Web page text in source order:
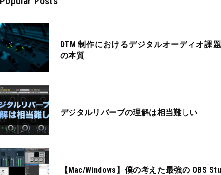
DTM 制作におけるデジタルオーディオ課題
の本質
デジタルリバーブの理解は相当難しい
【Mac/Windows】僕の考えた最強の OBS Stu